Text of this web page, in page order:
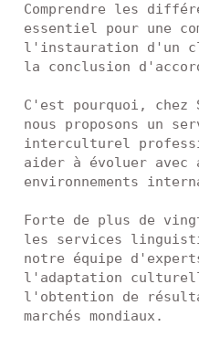
Comprendre les
essentiel pour une
l'instauration d'un
la conclusion
C'est pourquoi, chez
nous proposons un
interculturel
aider à évoluer avec
environnements
Forte de plus de
les services
notre équipe d'experts
l'adaptation
l'obtention de
marchés mondiaux.